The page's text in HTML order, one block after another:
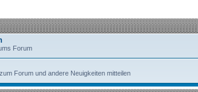
Forum
Forum und andere Neuigkeiten mitteilen